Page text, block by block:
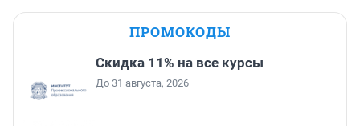
ПРОМОКОДЫ
Скидка 11% на все курсы
До 31 августа, 2026